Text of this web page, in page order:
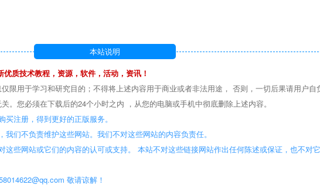
本站说明
优质技术教程，资源，软件，活动，资讯！
限用于学习和研究目的；不得将上述内容用于商业或者非法用途， 否则，一切后果请用户自
。您必须在下载后的24个小时之内 ，从您的电脑或手机中彻底删除上述内容。
注册，得到更好的正版服务。
们不负责维护这些网站。我们不对这些网站的内容负责任。
这些网站或它们的内容的认可或支持。 本站不对这些链接网站作出任何陈述或保证，也不对
敬请谅解！